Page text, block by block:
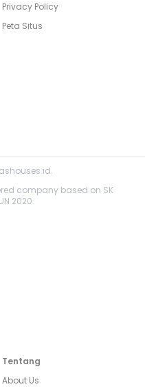
Privacy Policy
Peta Situs
.
company based on SK
2020.
Tentang
About Us